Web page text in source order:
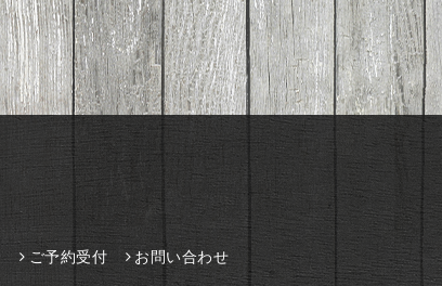
ご予約受付 お問い合わせ